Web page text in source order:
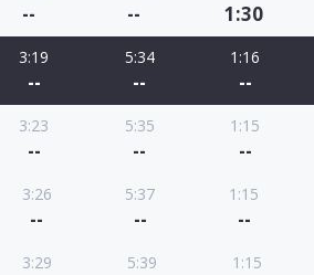
-- -- 1:30
3:19
--
5:34
--
1:16
--
3:23
--
5:35
--
1:15
--
3:26
--
5:37
--
1:15
--
3:29 5:39 1:15